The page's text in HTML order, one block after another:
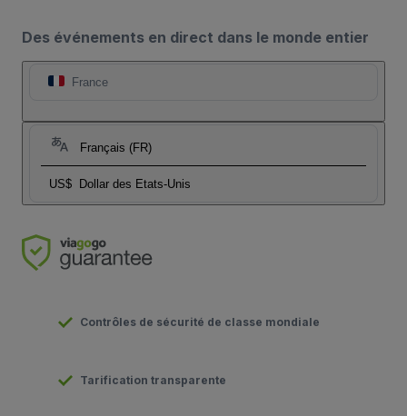
Des événements en direct dans le monde entier
France
Français (FR)
US$ Dollar des Etats-Unis
Contrôles de sécurité de classe mondiale
Tarification transparente